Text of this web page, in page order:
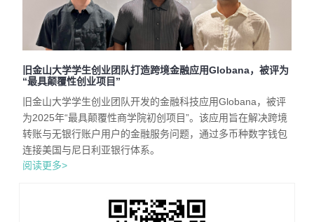
旧金山大学学生创业团队打造跨境金融应用Globana，被评为
“最具颠覆性创业项目”
旧金山大学学生创业团队开发的金融科技应用Globana，被评
为2025年“最具颠覆性商学院初创项目”。该应用旨在解决跨境
转账与无银行账户用户的金融服务问题，通过多币种数字钱包
连接美国与尼日利亚银行体系。
阅读更多>